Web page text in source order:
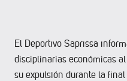
El Deportivo Saprissa
disciplinarias económicas
su expulsión durante la